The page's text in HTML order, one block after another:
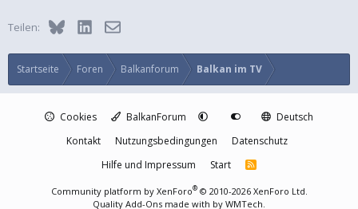
Teilen: BlueskyLinkedInE-Mail
Startseite Foren Balkanforum Balkan im TV
Cookies BalkanForum
Deutsch
Kontakt
Nutzungsbedingungen
Datenschutz
Hilfe und Impressum
Start
R
Community platform by XenForo® © 2010-2026 XenForo Ltd.
Quality Add-Ons made with by WMTech